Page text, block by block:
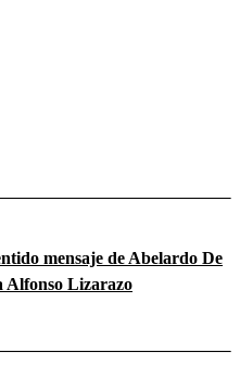
mensaje de Abelardo De
Alfonso Lizarazo